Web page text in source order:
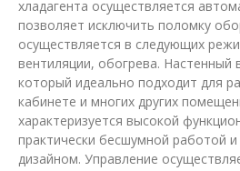
хладагента осуществляется
позволяет исключить поломку
осуществляется в следующих
вентиляции, обогрева. Настенный
который идеально подходит для
кабинете и многих других
характеризуется высокой
практически бесшумной работой
дизайном. Управление